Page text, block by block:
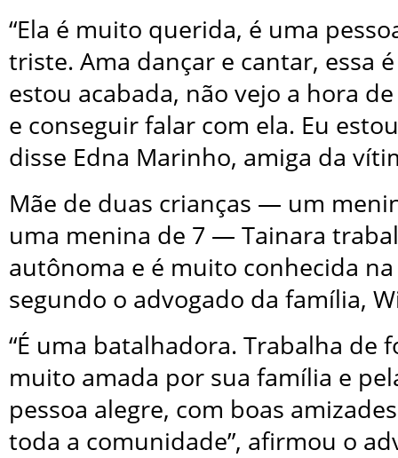
“Ela é muito querida, é uma
triste. Ama dançar e cantar, essa
estou acabada, não vejo a hora
e conseguir falar com ela. Eu
disse Edna Marinho, amiga da
Mãe de duas crianças — um
uma menina de 7 — Tainara
autônoma e é muito conhecida
segundo o advogado da família,
“É uma batalhadora. Trabalha de
muito amada por sua família e
pessoa alegre, com boas
toda a comunidade”, afirmou o